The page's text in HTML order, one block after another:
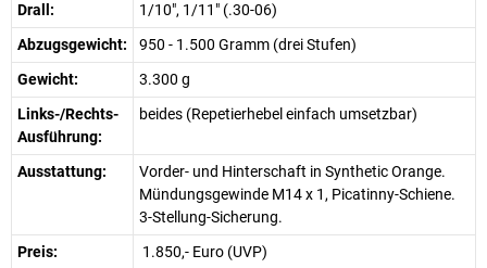
Drall:
1/10", 1/11" (.30-06)
Abzugsgewicht:
950 - 1.500 Gramm (drei Stufen)
Gewicht:
3.300 g
Links-/Rechts-
Ausführung:
beides (Repetierhebel einfach umsetzbar)
Ausstattung:
Vorder- und Hinterschaft in Synthetic Orange.
Mündungsgewinde M14 x 1, Picatinny-Schiene.
3-Stellung-Sicherung.
Preis:
1.850,- Euro (UVP)